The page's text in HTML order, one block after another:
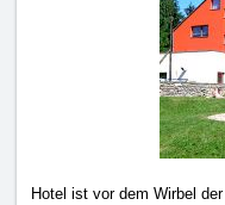
Hotel ist vor dem Wirbel